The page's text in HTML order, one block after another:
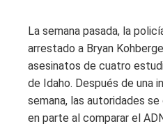
La semana pasada, la
arrestado a Bryan
asesinatos de cuatro
de Idaho. Después de una
semana, las autoridades
en parte al comparar el